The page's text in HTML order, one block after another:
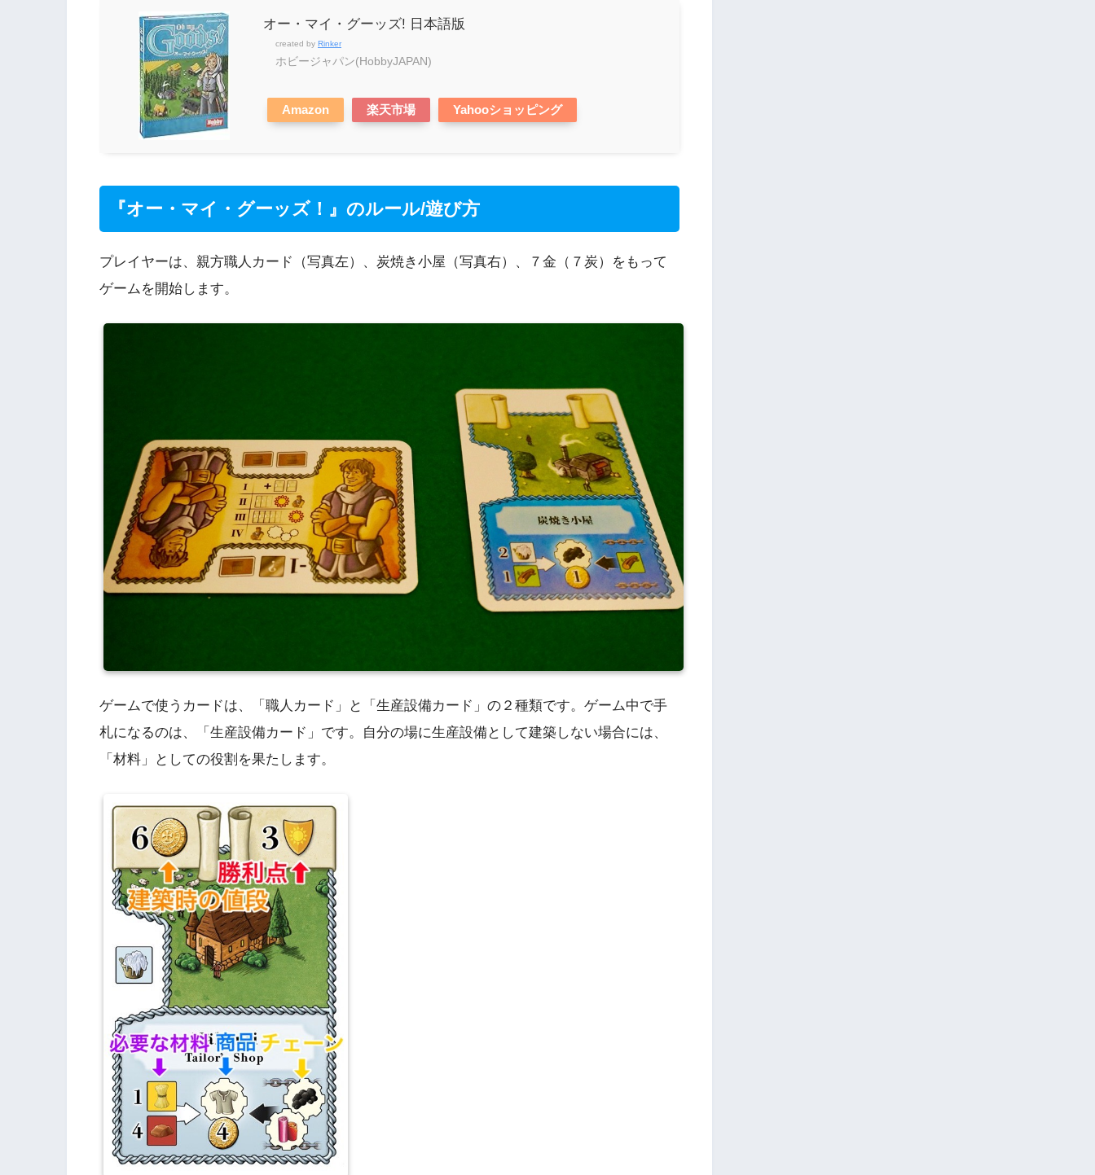
オー・マイ・グーッズ! 日本語版
created by Rinker
ホビージャパン(HobbyJAPAN)
Amazon 楽天市場 Yahooショッピング
『オー・マイ・グーッズ！』のルール/遊び方
プレイヤーは、親方職人カード（写真左）、炭焼き小屋（写真右）、７金（７炭）をもって
ゲームを開始します。
ゲームで使うカードは、「職人カード」と「生産設備カード」の２種類です。ゲーム中で手
札になるのは、「生産設備カード」です。自分の場に生産設備として建築しない場合には、
「材料」としての役割を果たします。